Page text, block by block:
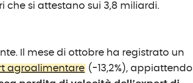
si attestano sui 3,8 miliardi.
Il mese di ottobre ha registrato un
agroalimentare (-13,2%),